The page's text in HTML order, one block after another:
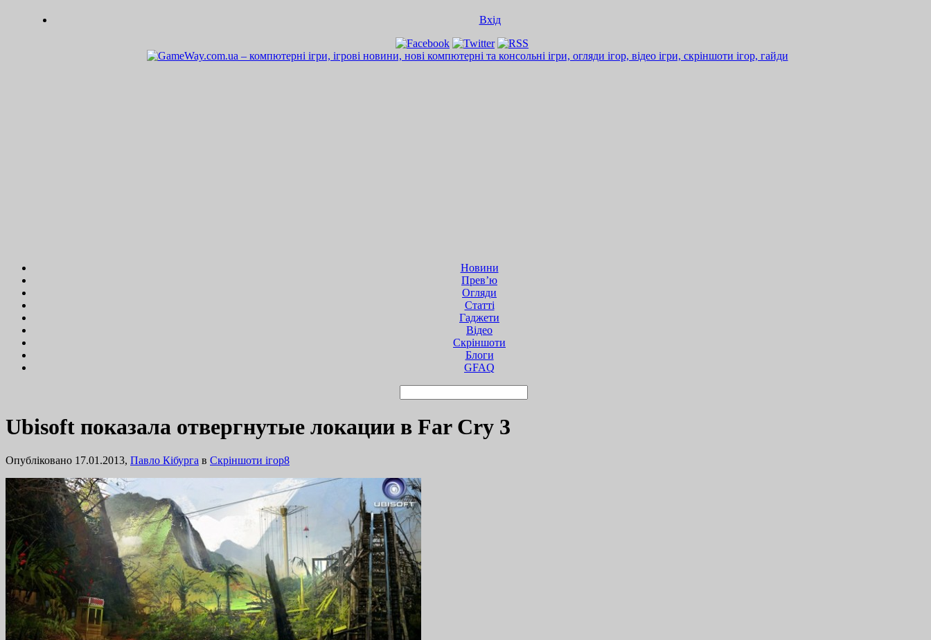
Вхід
Новини
Прев’ю
Огляди
Статті
Гаджети
Відео
Cкріншоти
Блоги
GFAQ
Ubisoft показала отвергнутые локации в Far Cry 3
Опубліковано 17.01.2013, Павло Кібурга в Cкріншоти ігор8